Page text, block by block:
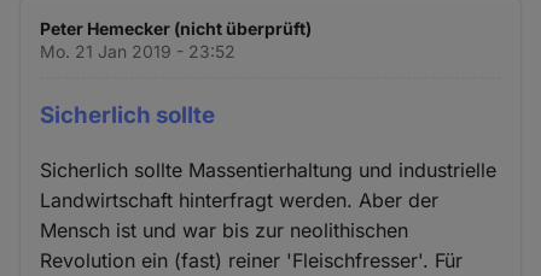
Peter Hemecker (nicht überprüft)
Mo. 21 Jan 2019 - 23:52
Sicherlich sollte
Sicherlich sollte Massentierhaltung und industrielle
Landwirtschaft hinterfragt werden. Aber der
Mensch ist und war bis zur neolithischen
Revolution ein (fast) reiner 'Fleischfresser'. Für